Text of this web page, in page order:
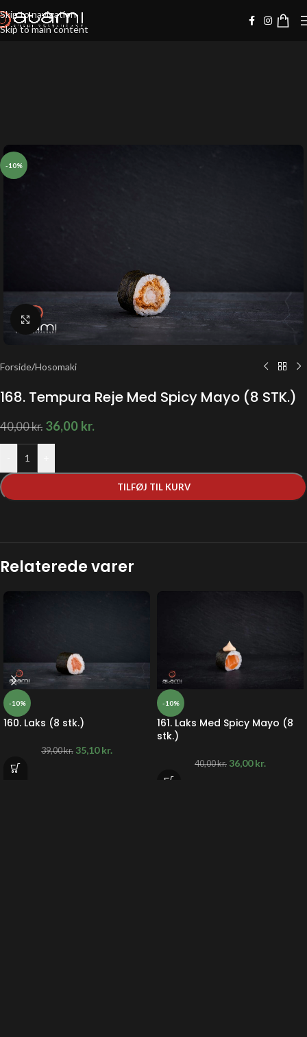
Skip to navigation
Skip to main content
-10%
Klik for at forstørre
Forside/Hosomaki
168. Tempura Reje Med Spicy Mayo (8 STK.)
40,00kr. 36,00 kr.
TILFØJ TIL KURV
Relaterede varer
-10%
160. Laks (8 stk.)
39,00kr. 35,10kr.
-10%
161. Laks Med Spicy Mayo (8
stk.)
40,00kr. 36,00kr.